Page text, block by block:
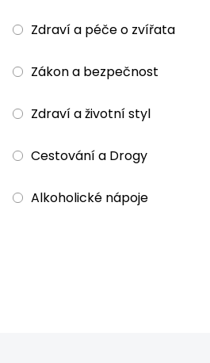
Zdraví a péče o zvířata
Zákon a bezpečnost
Zdraví a životní styl
Cestování a Drogy
Alkoholické nápoje